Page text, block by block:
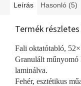
Leírás Hasonló (5)
Termék
Fali oktatótabló,
Granulált műnyomó
laminálva.
Fehér, esztétikus